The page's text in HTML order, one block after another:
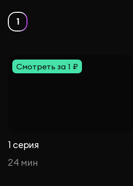
1
Смотреть за 1 ₽
1 серия
24 мин